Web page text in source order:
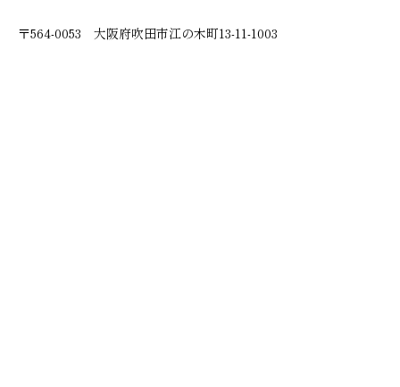
〒564-0053 大阪府吹田市江の木町13-11-1003